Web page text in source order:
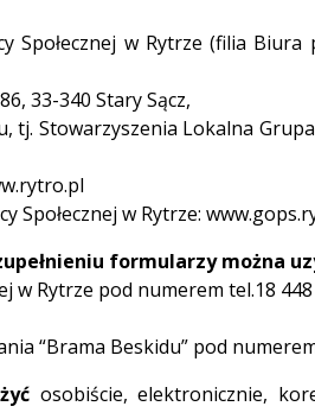
Społecznej w Rytrze (filia Biura
33-340 Stary Sącz,
Stowarzyszenia Lokalna Grupa
Społecznej w Rytrze:
formularzy można
w Rytrze pod numerem tel.18
“Brama Beskidu” pod
osobiście, elektronicznie,